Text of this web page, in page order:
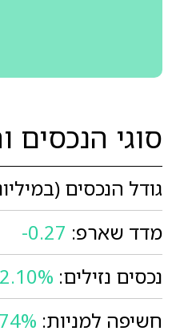
סוגי
גודל הנכסים
מדד שארפ: -0.27
נכסים נזילים:
חשיפה למניות: